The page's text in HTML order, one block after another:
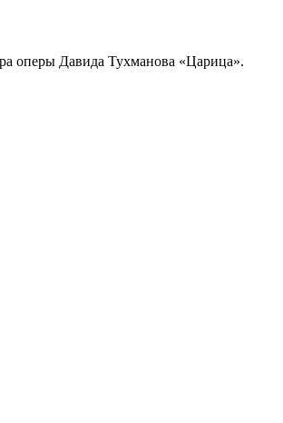
оперы Давида Тухманова «Царица».